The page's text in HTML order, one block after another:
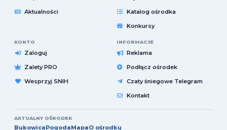
Aktualności
Katalog ośrodka
Konkursy
KONTO
Zaloguj
Zalety PRO
Wesprzyj SNIH
INFORMACJE
Reklama
Podłącz ośrodek
Czaty śniegowe Telegram
Kontakt
AKTUALNY OŚRODEK
BukowicaPogodaMapaO ośrodku